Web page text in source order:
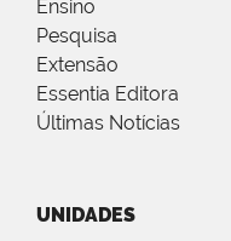
Ensino
Pesquisa
Extensão
Essentia Editora
Últimas Notícias
UNIDADES